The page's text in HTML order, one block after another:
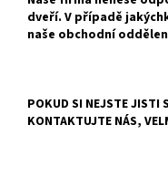
dveří. V případě
naše obchodní
POKUD SI NEJSTE JISTI
KONTAKTUJTE NÁS,